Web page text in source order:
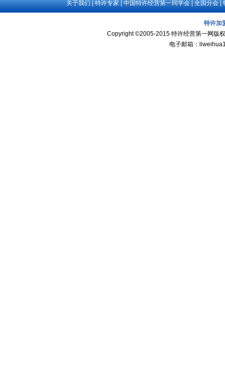
关于我们 特许专家 中国特许经营第一同学会| 全国分会|
特许加
Copyright ©2005-2015 特许经营第一网版
电子邮箱：